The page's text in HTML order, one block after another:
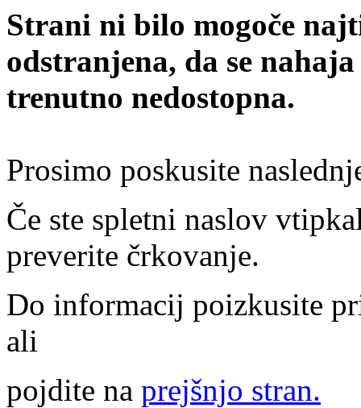
Strani ni bilo mogoče
odstranjena, da se
trenutno nedostopna.
Prosimo poskusite
Če ste spletni naslov
preverite črkovanje.
Do informacij poizkusite
ali
pojdite na prejšnjo stran.